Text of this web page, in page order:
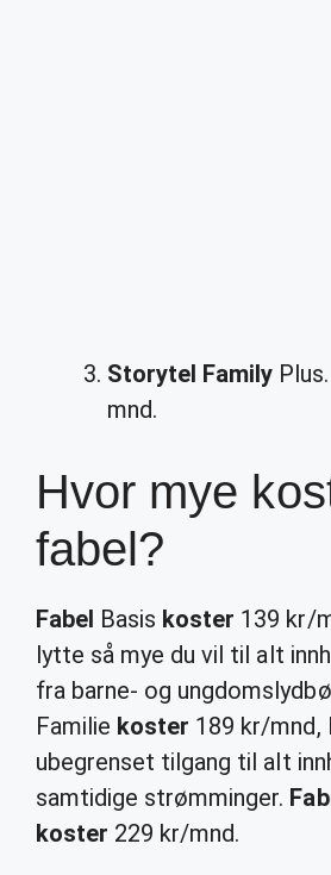
Storytel Family Plus.
mnd.
Hvor mye
fabel?
Fabel Basis koster 139 kr/
lytte så mye du vil til alt
fra barne- og
Familie koster 189 kr/mnd,
ubegrenset tilgang til alt
samtidige strømminger.
koster 229 kr/mnd.